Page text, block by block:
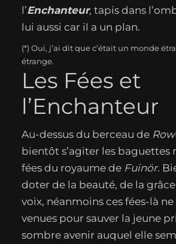
l’Enchanteur, tapis dans
lui aussi car il a un plan.
(*) Oui, j’ai dit que c’était un monde
étrange.
Les Fées et
l’Enchanteur
Au-dessus du berceau de
bientôt s’agiter les baguettes
fées du royaume de Fuinör.
doter de la beauté, de la
voix, néanmoins ces fées-là
venues pour sauver la jeune
sombre avenir auquel elle